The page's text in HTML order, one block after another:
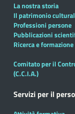
La nostra storia
Il patrimonio
Professioni persone
Pubblicazioni
Ricerca e formazione
Comitato per il
(C.C.I.A.)
Servizi per il